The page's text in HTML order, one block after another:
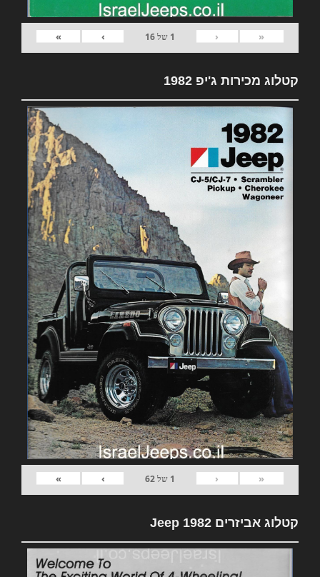
«
‹
1 של16
›
»
קטלוג מכירות ג'יפ 1982
«
‹
1 של62
›
»
קטלוג אביזרים 1982 Jeep